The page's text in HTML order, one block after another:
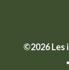
©2026 Les